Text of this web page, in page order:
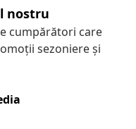
nostru
cumpărători care
sezoniere și